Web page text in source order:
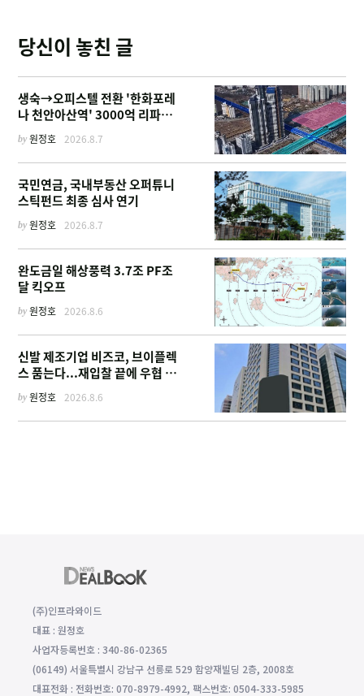
당신이 놓친 글
생숙→오피스텔 전환 '한화포레
나 천안아산역' 3000억 리파이
낸싱
by원정호 2026.8.7
국민연금, 국내부동산 오퍼튜니
스틱펀드 최종 심사 연기
by원정호 2026.8.7
완도금일 해상풍력 3.7조 PF조
달 킥오프
by원정호 2026.8.6
신발 제조기업 비즈코, 브이플렉
스 품는다...재입찰 끝에 우협 선
정
by원정호 2026.8.6
(주)인프라와이드
대표 : 원정호
사업자등록번호 : 340-86-02365
(06149) 서울특별시 강남구 선릉로 529 함양재빌딩 2층, 2008호
대표전화 : 전화번호: 070-8979-4992, 팩스번호: 0504-333-5985